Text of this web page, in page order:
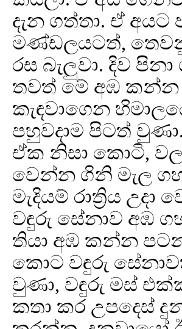
දැන ගත්තා. ඒ
මණ්ඩලයටත්,
රස බැලුවා. දිව
තවත් මේ අඹ කන්න
කැඳවාගෙන
පහුවදාම පිටත්
ඒක නිසා කොටි,
වෙන්න ගිනි මැල
මැදියම් රාත්‍රිය
වඳුරු සේනාව අඹ
තියා අඹ කන්න
කොට වඳුරු
වුණා, වඳුරු මස්
කතා කර උපදෙස්